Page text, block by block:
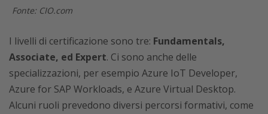
Fonte: CIO.com
I livelli di certificazione sono tre: Fundamentals,
Associate, ed Expert. Ci sono anche delle
specializzazioni, per esempio Azure IoT Developer,
Azure for SAP Workloads, e Azure Virtual Desktop.
Alcuni ruoli prevedono diversi percorsi formativi, come